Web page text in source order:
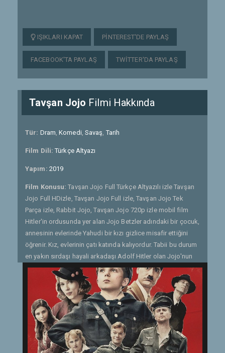
IŞIKLARI KAPAT PINTEREST'DE PAYLAŞ
FACEBOOK'TA PAYLAŞ TWITTER'DA PAYLAŞ
Tavşan Jojo Filmi Hakkında
Tür: Dram,Komedi, Savaş, Tarih
Film Dili:Türkçe Altyazı
Yapım: 2019
Film Konusu:Tavşan Jojo Full Türkçe Altyazılı izle Tavşan
Jojo Full HDizle, Tavşan Jojo Full izle, Tavşan Jojo Tek
Parça izle, Rabbit Jojo, Tavşan Jojo 720p izle mobil film
Hitler'in ordusunda yer alan Jojo Betzler adındaki bir çocuk,
annesinin evlerinde Yahudi bir kızı gizlice misafir ettiğini
öğrenir. Kız, evlerinin çatı katında kalıyordur. Tabii bu durum
en yakın sırdaşı hayali arkadaşı Adolf Hitler olan Jojo'nun
kafasında büyük bir karmaşaya yol açacaktır. Naif çocuk
büyüyen faşist rejimin içinde kendine yer bulmaya
çalışırken, tavsiyede bulunabilecek ve ona yardımcı
olabilecek hayali arkadaşına başvursa da, başlarda evlerine
sığındığı için nefret ettiği kızın da bir insan olduğunu
görmeye başlar. Hayali arkadaşı olan Hitler, hiç de
orijinalindeki gibi değildir. Jojo'nun bu korkunç ırkçılığa
karşı gelmek için mücadele etmesi gerekmektedir Tavşan